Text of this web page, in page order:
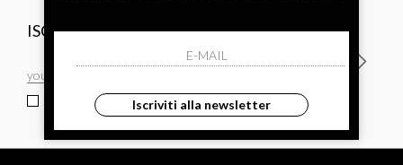
ISCRIVITI ALLA NEWSLETTER
ho letto ed accettato le condizioni sulla privacy.
Iscriviti alla newsletter